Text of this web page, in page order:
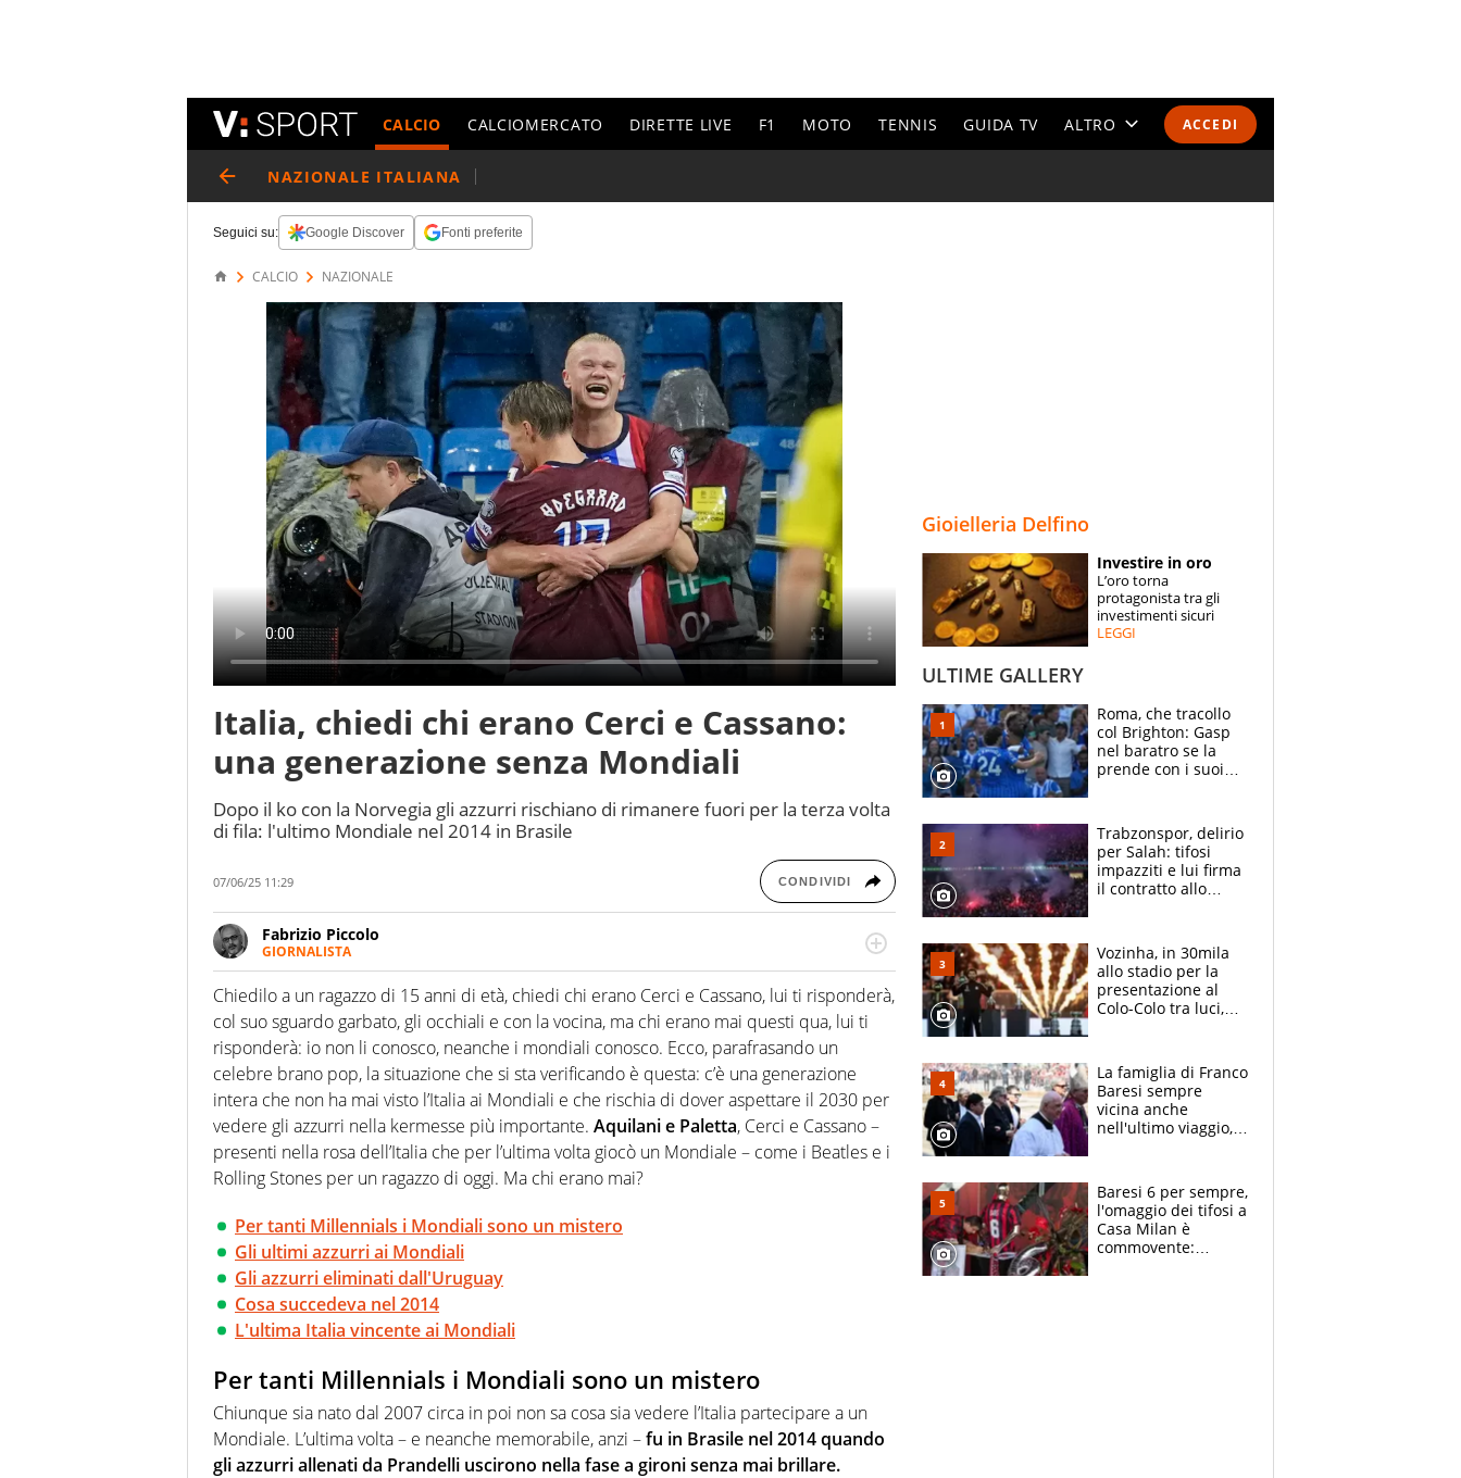
ACCEDI
CALCIO CALCIOMERCATO DIRETTE LIVE F1 MOTO TENNIS GUIDA TV ALTRO
ESPERTI
CONTATTI
NAZIONALE ITALIANA
Seguici su: Google Discover Fonti preferite
CALCIO NAZIONALE
Italia, chiedi chi erano Cerci e Cassano:
una generazione senza Mondiali
Dopo il ko con la Norvegia gli azzurri rischiano di rimanere fuori per la terza volta
di fila: l'ultimo Mondiale nel 2014 in Brasile
07/06/25 11:29 CONDIVIDI
Fabrizio Piccolo
GIORNALISTA
Nella sua carriera ha seguito numerose manifestazioni sportive e collaborato con
agenzie e testate. Esperienza, competenza, conoscenza e memoria storica. Si occupa
prevalentemente di calcio
Chiedilo a un ragazzo di 15 anni di età, chiedi chi erano Cerci e Cassano, lui ti risponderà,
col suo sguardo garbato, gli occhiali e con la vocina, ma chi erano mai questi qua, lui ti
risponderà: io non li conosco, neanche i mondiali conosco. Ecco, parafrasando un
celebre brano pop, la situazione che si sta verificando è questa: c’è una generazione
intera che non ha mai visto l’Italia ai Mondiali e che rischia di dover aspettare il 2030 per
vedere gli azzurri nella kermesse più importante. Aquilani e Paletta, Cerci e Cassano –
presenti nella rosa dell’Italia che per l’ultima volta giocò un Mondiale – come i Beatles e i
Rolling Stones per un ragazzo di oggi. Ma chi erano mai?
Per tanti Millennials i Mondiali sono un mistero
Gli ultimi azzurri ai Mondiali
Gli azzurri eliminati dall'Uruguay
Cosa succedeva nel 2014
L'ultima Italia vincente ai Mondiali
Per tanti Millennials i Mondiali sono un mistero
Chiunque sia nato dal 2007 circa in poi non sa cosa sia vedere l’Italia partecipare a un
Mondiale. L’ultima volta – e neanche memorabile, anzi –fu in Brasile nel 2014 quando
gli azzurri allenati da Prandelli uscirono nella fase a gironi senza mai brillare.
Gioielleria Delfino
Investire in oro
L’oro torna
protagonista tra gli
investimenti sicuri
LEGGI
ULTIME GALLERY
Roma, che tracollo
col Brighton: Gasp
nel baratro se la
prende con i suoi
Trabzonspor, delirio
per Salah: tifosi
impazziti e lui firma
il contratto allo
Vozinha, in 30mila
allo stadio per la
presentazione al
Colo-Colo tra luci,
La famiglia di Franco
Baresi sempre
vicina anche
nell'ultimo viaggio,
circondati
dall'affetto dei tifosi
Baresi 6 per sempre,
l'omaggio dei tifosi a
Casa Milan è
commovente: